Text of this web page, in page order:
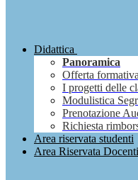
Didattica
Panoramica
Offerta formativa
I progetti delle
Modulistica
Prenotazione
Richiesta
Area riservata studenti
Area Riservata Docenti